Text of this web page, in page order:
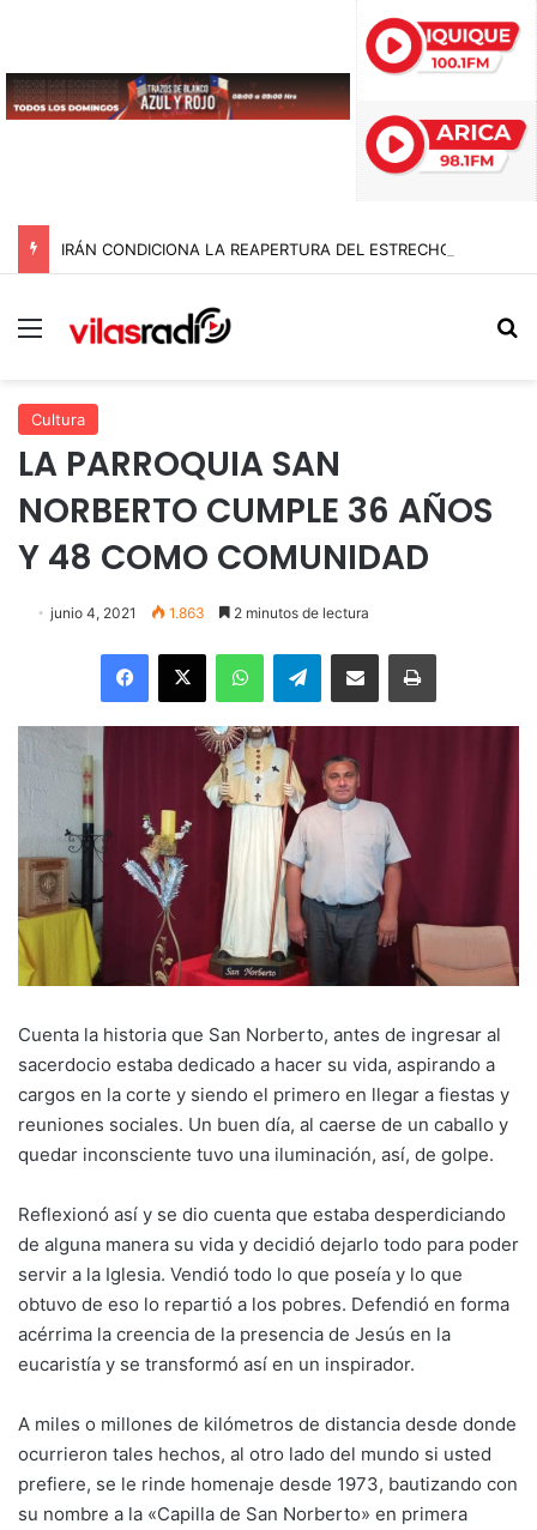
Menú
Cultura
LA PARROQUIA SAN
NORBERTO CUMPLE 36 AÑOS
Y 48 COMO COMUNIDAD
junio 4, 2021 1.863 2 minutos de lectura
Facebook
X WhatsAppTelegramEnviar vía email Imprimir
Cuenta la historia que San Norberto, antes de ingresar al
sacerdocio estaba dedicado a hacer su vida, aspirando a
cargos en la corte y siendo el primero en llegar a fiestas y
reuniones sociales. Un buen día, al caerse de un caballo y
quedar inconsciente tuvo una iluminación, así, de golpe.
Reflexionó así y se dio cuenta que estaba desperdiciando
de alguna manera su vida y decidió dejarlo todo para poder
servir a la Iglesia. Vendió todo lo que poseía y lo que
obtuvo de eso lo repartió a los pobres. Defendió en forma
acérrima la creencia de la presencia de Jesús en la
eucaristía y se transformó así en un inspirador.
A miles o millones de kilómetros de distancia desde donde
ocurrieron tales hechos, al otro lado del mundo si usted
prefiere, se le rinde homenaje desde 1973, bautizando con
su nombre a la «Capilla de San Norberto» en primera